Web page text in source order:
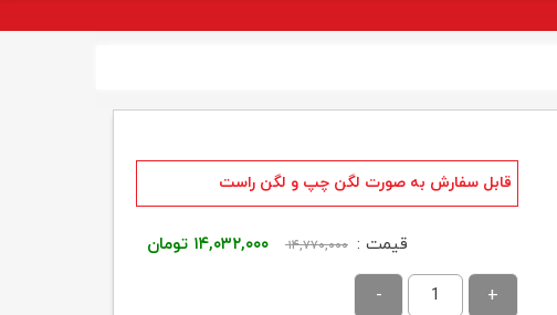
قابل سفارش به صورت لگن چپ و لگن راست
قیمت : ۱۴,۷۷۰,۰۰۰
قیمت
۱۴,۰۳۲,۰۰۰ تومان